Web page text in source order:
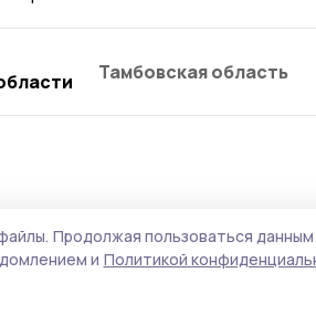
Тамбовская область
над
Продолжая пользоваться
и Политикой